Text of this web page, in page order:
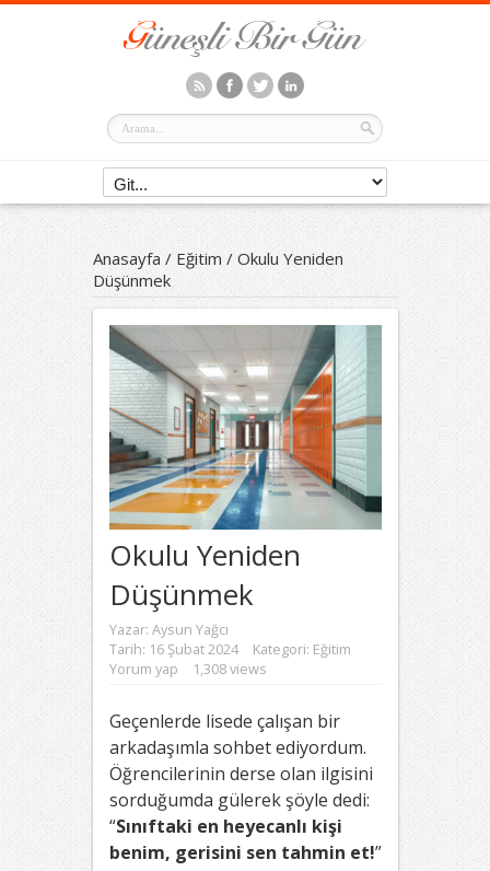
Anasayfa / Eğitim/Okulu Yeniden
Düşünmek
Okulu Yeniden
Düşünmek
Yazar: Aysun Yağcı
Tarih: 16 Şubat 2024
Kategori: Eğitim
Yorum yap
1,308 views
Geçenlerde lisede çalışan bir
arkadaşımla sohbet ediyordum.
Öğrencilerinin derse olan ilgisini
sorduğumda gülerek şöyle dedi:
“Sınıftaki en heyecanlı kişi
benim, gerisini sen tahmin et!”